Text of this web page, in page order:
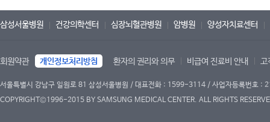
삼성서울병원 건강의학센터 심장뇌혈관병원 암병원 양성자치료센터
회원약관 개인정보처리방침 환자의 권리와 의무 비급여 진료비 안내 고
서울특별시 강남구 일원로 81 삼성서울병원 / 대표전화 : 1599-3114 / 사업자등록번호
COPYRIGHT©1996-2015 BY SAMSUNG MEDICAL CENTER. ALL RIGHTS